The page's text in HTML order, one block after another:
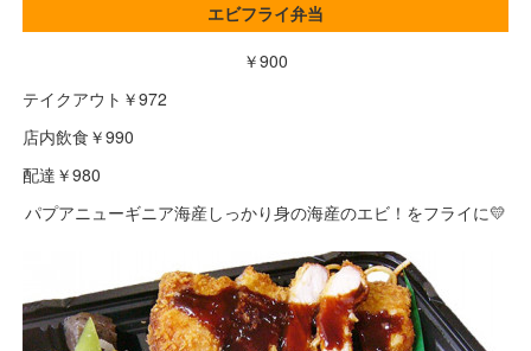
エビフライ弁当
￥900
テイクアウト￥972
店内飲食￥990
配達￥980
パプアニューギニア海産しっかり身の海産のエビ！をフライに💛